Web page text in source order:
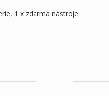
1 x zdarma nástroje